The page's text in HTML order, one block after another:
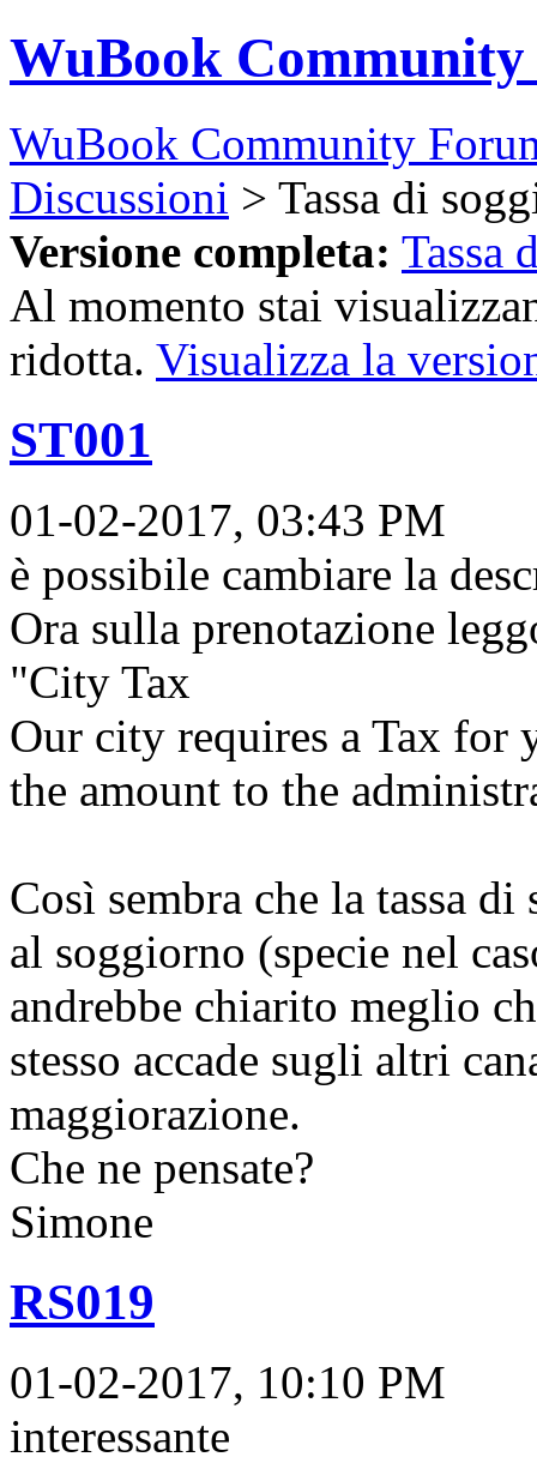
WuBook
WuBook Community
Discussioni > Tassa di
Versione completa: Tassa
Al momento stai
ridotta. Visualizza la
ST001
01-02-2017, 03:43 PM
è possibile cambiare la
Ora sulla prenotazione
"City Tax
Our city requires a Tax for
the amount to the
Così sembra che la tassa
al soggiorno (specie nel
andrebbe chiarito meglio
stesso accade sugli altri
maggiorazione.
Che ne pensate?
Simone
RS019
01-02-2017, 10:10 PM
interessante